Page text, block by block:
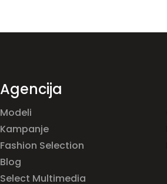
Agencija
Modeli
Kampanje
Fashion Selection
Blog
Select Multimedia